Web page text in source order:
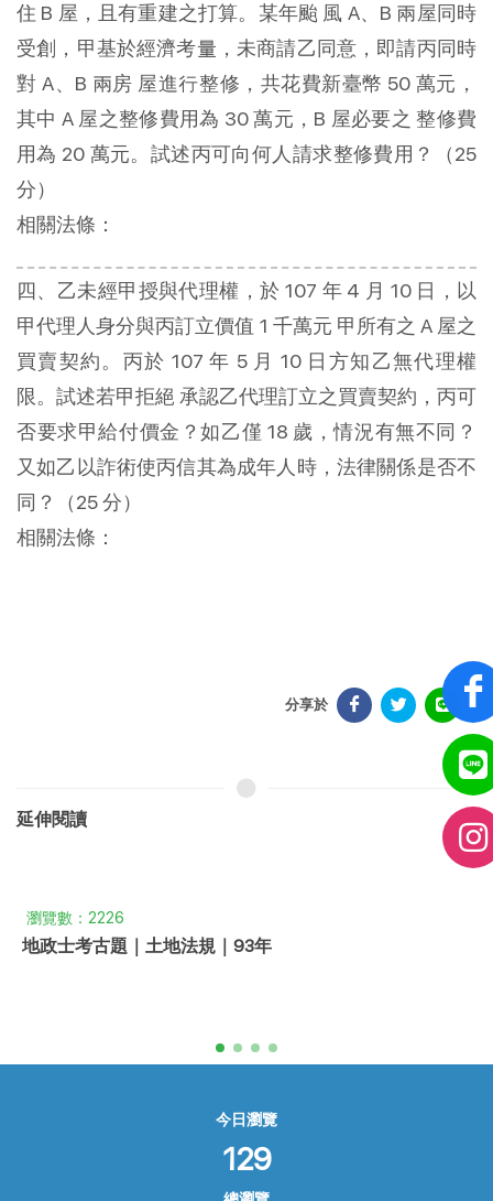
住 B 屋，且有重建之打算。某年颱 風 A、B 兩屋同時
受創，甲基於經濟考量，未商請乙同意，即請丙同時
對 A、B 兩房 屋進行整修，共花費新臺幣 50 萬元，
其中 A 屋之整修費用為 30 萬元，B 屋必要之 整修費
用為 20 萬元。試述丙可向何人請求整修費用？（25
分）
相關法條：
四、乙未經甲授與代理權，於 107 年 4 月 10 日，以
甲代理人身分與丙訂立價值 1 千萬元 甲所有之 A 屋之
買賣契約。丙於 107 年 5 月 10 日方知乙無代理權
限。試述若甲拒絕 承認乙代理訂立之買賣契約，丙可
否要求甲給付價金？如乙僅 18 歲，情況有無不同？
又如乙以詐術使丙信其為成年人時，法律關係是否不
同？（25 分）
相關法條：
分享於
延伸閱讀
瀏覽數：2226
地政士考古題｜土地法規｜93年
今日瀏覽
129